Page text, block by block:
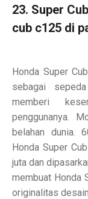
23. Super
cub c125 di
Honda Super
sebagai
memberi
penggunanya.
belahan dunia.
Honda Super
juta dan
membuat Honda
originalitas